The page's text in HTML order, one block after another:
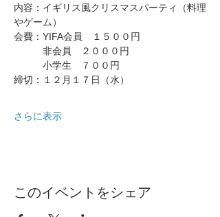
内容：イギリス風クリスマスパーティ（料理
やゲーム）
会費：YIFA会員　１５００円
非会員　２０００円
小学生　７００円
締切：１２月１７日（水）
さらに表示
このイベントをシェア